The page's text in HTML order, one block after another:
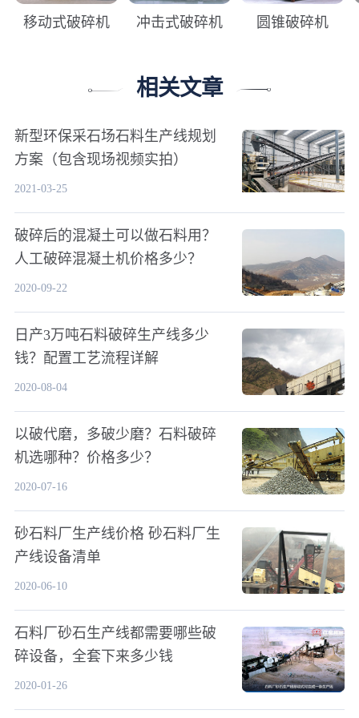
移动式破碎机 冲击式破碎机 圆锥破碎机
相关文章
新型环保采石场石料生产线规划
方案（包含现场视频实拍）
2021-03-25
破碎后的混凝土可以做石料用？
人工破碎混凝土机价格多少？
2020-09-22
日产3万吨石料破碎生产线多少
钱？配置工艺流程详解
2020-08-04
以破代磨，多破少磨？石料破碎
机选哪种？价格多少？
2020-07-16
砂石料厂生产线价格 砂石料厂生
产线设备清单
2020-06-10
石料厂砂石生产线都需要哪些破
碎设备，全套下来多少钱
2020-01-26